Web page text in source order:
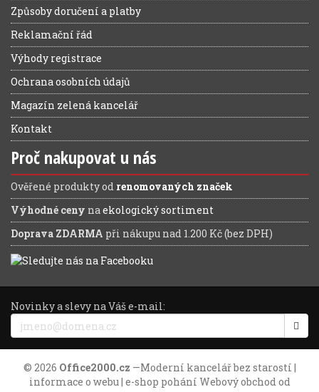
Způsoby doručení a platby
Reklamační řád
Výhody registrace
Ochrana osobních údajů
Magazín zelená kancelář
Kontakt
Proč nakupovat u nás
Ověřené produkty od renomovaných značek
Výhodné ceny na ekologický sortiment
Doprava ZDARMA při nákupu nad 1.200 Kč (bez DPH)
Novinky a slevy na Váš e-mail:
© 2026 Office2000.cz —Moderní kancelář bez starostí |
informace o webu| e-shop pohání Webový obchodod